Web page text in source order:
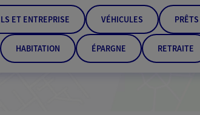
ET ENTREPRISE VÉHICULES
HABITATION ÉPARGNE RETRAITE